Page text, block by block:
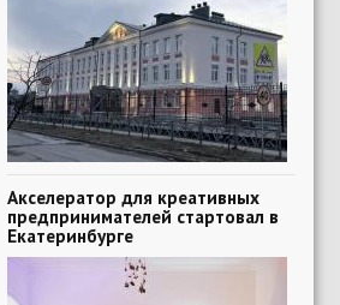
Акселератор для креативных
предпринимателей стартовал в
Екатеринбурге